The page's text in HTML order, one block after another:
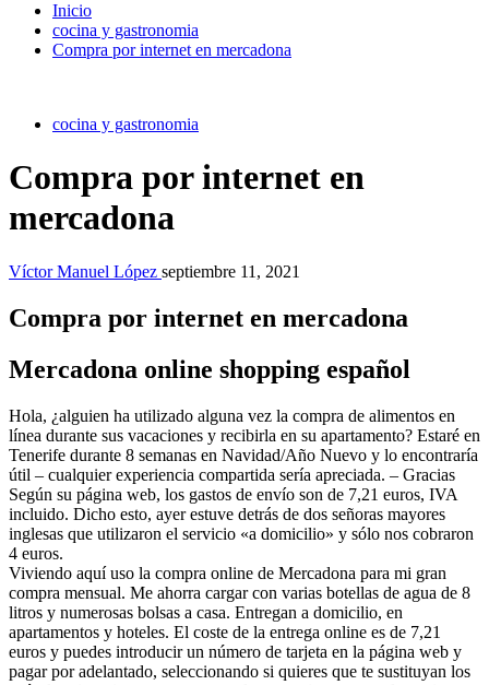
Inicio
cocina y gastronomia
Compra por internet en mercadona
cocina y gastronomia
Compra por internet en
mercadona
Víctor Manuel López septiembre 11, 2021
Compra por internet en mercadona
Mercadona online shopping español
Hola, ¿alguien ha utilizado alguna vez la compra de alimentos en
línea durante sus vacaciones y recibirla en su apartamento? Estaré en
Tenerife durante 8 semanas en Navidad/Año Nuevo y lo encontraría
útil – cualquier experiencia compartida sería apreciada. – Gracias
Según su página web, los gastos de envío son de 7,21 euros, IVA
incluido. Dicho esto, ayer estuve detrás de dos señoras mayores
inglesas que utilizaron el servicio «a domicilio» y sólo nos cobraron
4 euros.
Viviendo aquí uso la compra online de Mercadona para mi gran
compra mensual. Me ahorra cargar con varias botellas de agua de 8
litros y numerosas bolsas a casa. Entregan a domicilio, en
apartamentos y hoteles. El coste de la entrega online es de 7,21
euros y puedes introducir un número de tarjeta en la página web y
pagar por adelantado, seleccionando si quieres que te sustituyan los